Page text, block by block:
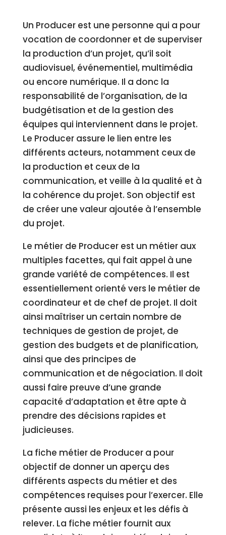
Un Producer est une personne qui a pour
vocation de coordonner et de superviser
la production d’un projet, qu’il soit
audiovisuel, événementiel, multimédia
ou encore numérique. Il a donc la
responsabilité de l’organisation, de la
budgétisation et de la gestion des
équipes qui interviennent dans le projet.
Le Producer assure le lien entre les
différents acteurs, notamment ceux de
la production et ceux de la
communication, et veille à la qualité et à
la cohérence du projet. Son objectif est
de créer une valeur ajoutée à l’ensemble
du projet.
Le métier de Producer est un métier aux
multiples facettes, qui fait appel à une
grande variété de compétences. Il est
essentiellement orienté vers le métier de
coordinateur et de chef de projet. Il doit
ainsi maîtriser un certain nombre de
techniques de gestion de projet, de
gestion des budgets et de planification,
ainsi que des principes de
communication et de négociation. Il doit
aussi faire preuve d’une grande
capacité d’adaptation et être apte à
prendre des décisions rapides et
judicieuses.
La fiche métier de Producer a pour
objectif de donner un aperçu des
différents aspects du métier et des
compétences requises pour l’exercer. Elle
présente aussi les enjeux et les défis à
relever. La fiche métier fournit aux